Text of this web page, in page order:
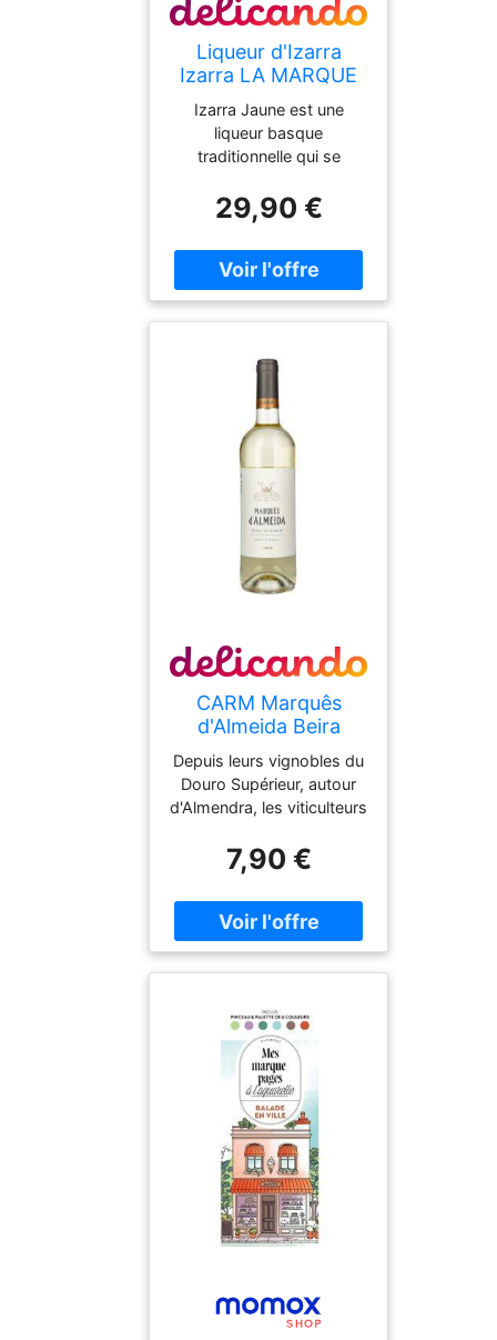
Liqueur d'Izarra
Izarra LA MARQUE
DU PAYS BASQUE
Jaune Liqueur 40%
Vol. 0,7l
Izarra Jaune est une
liqueur basque
traditionnelle qui se
unique d'épices exotiques,
d'herbes fines et de miel.
Fabriquée au Pays basque
français, cette liqueur
représente un art de la
distillation vieux de
Jaune doré brillant. Nez :
Arômes fins d'herbes, de
miel, légèrement épicé,
notes florales. Goût :
Doux et complexe, notes
sucrées de miel, herbes
épicées, fines nuances de
vanille et d'amande. Finale
: longue et harmonieuse,
avec un agr
29,90 €
CARM Marquês
d'Almeida Beira
Interior Branco 2023
12,5% Vol. 0,75l
Depuis leurs vignobles du
Douro Supérieur, autour
d'Almendra, les viticulteurs
depuis la fin du XIXe
siècle. Leur plus ancien
vignoble a été planté en
1966 et depuis, ils n'ont
cessé de s'étendre et
d'améliorer la sélection
se présente dans une
robe jaune paille claire et
limpide avec des reflets
verdâtres. Le nez est
marqué par des notes
d'agrumes, de pomme
verte, un soupçon de
fleurs blanches et
d'herbes fraîches. En
bouche, le Beira Interior
Bra
7,90 €